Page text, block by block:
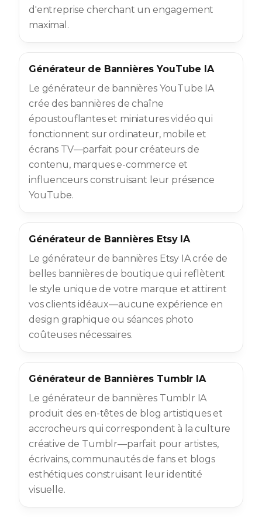
d'entreprise cherchant un engagement
maximal.
Générateur de Bannières YouTube IA
Le générateur de bannières YouTube IA
crée des bannières de chaîne
époustouflantes et miniatures vidéo qui
fonctionnent sur ordinateur, mobile et
écrans TV—parfait pour créateurs de
contenu, marques e-commerce et
influenceurs construisant leur présence
YouTube.
Générateur de Bannières Etsy IA
Le générateur de bannières Etsy IA crée de
belles bannières de boutique qui reflètent
le style unique de votre marque et attirent
vos clients idéaux—aucune expérience en
design graphique ou séances photo
coûteuses nécessaires.
Générateur de Bannières Tumblr IA
Le générateur de bannières Tumblr IA
produit des en-têtes de blog artistiques et
accrocheurs qui correspondent à la culture
créative de Tumblr—parfait pour artistes,
écrivains, communautés de fans et blogs
esthétiques construisant leur identité
visuelle.